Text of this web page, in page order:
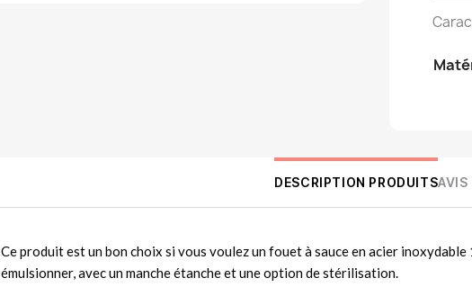
DESCRIPTION PRODUITSAVIS
Ce produit est un bon choix si vous voulez un fouet à sauce en acier
émulsionner, avec un manche étanche et une option de stérilisation.